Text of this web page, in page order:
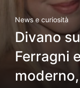
News e curiosità
Divano
Ferragni